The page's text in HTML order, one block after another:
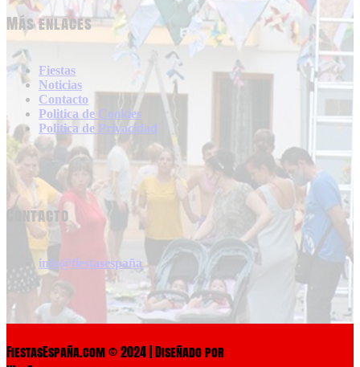
Más enlaces
Fiestas
Noticias
Contacto
Politica de Cookies
Politica de Privacidad
Contacto
info@fiestasespaña
FiestasEspaña.com © 2024 | Diseñado por